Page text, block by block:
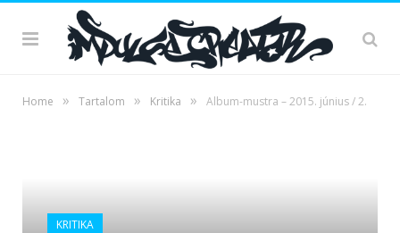
Home » Tartalom » Kritika » Album-mustra – 2015. június / 2.
KRITIKA